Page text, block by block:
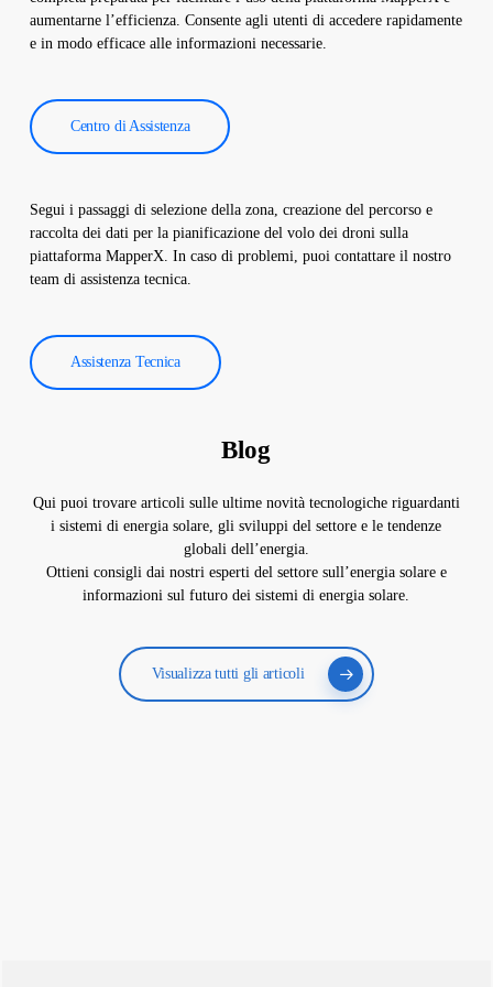
ridurre i costi operativi.
aumentarne l’efficienza. Consente agli utenti di accedere rapidamente
e in modo efficace alle informazioni necessarie.
Centro di Assistenza
Segui i passaggi di selezione della zona, creazione del percorso e
raccolta dei dati per la pianificazione del volo dei droni sulla
piattaforma MapperX. In caso di problemi, puoi contattare il nostro
team di assistenza tecnica.
Assistenza Tecnica
Blog
Qui puoi trovare articoli sulle ultime novità tecnologiche riguardanti
i sistemi di energia solare, gli sviluppi del settore e le tendenze
globali dell’energia.
Ottieni consigli dai nostri esperti del settore sull’energia solare e
informazioni sul futuro dei sistemi di energia solare.
Visualizza tutti gli articoli